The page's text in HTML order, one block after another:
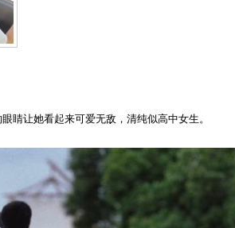
睛让她看起来可爱无敌，清纯似高中女生。